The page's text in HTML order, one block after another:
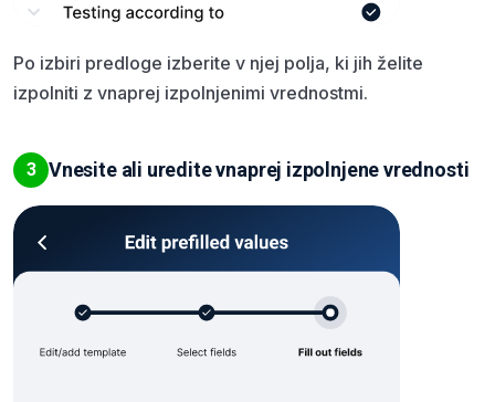
Po izbiri predloge izberite v njej polja, ki jih želite
izpolniti z vnaprej izpolnjenimi vrednostmi.
3 Vnesite ali uredite vnaprej izpolnjene vrednosti